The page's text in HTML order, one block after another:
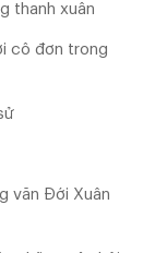
thanh xuân
cô đơn trong
văn Đới Xuân